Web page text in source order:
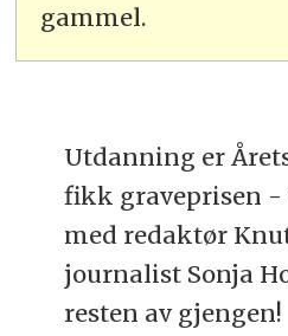
gammel.
Utdanning er
fikk graveprisen -
med redaktør
journalist Sonja
resten av gjengen!